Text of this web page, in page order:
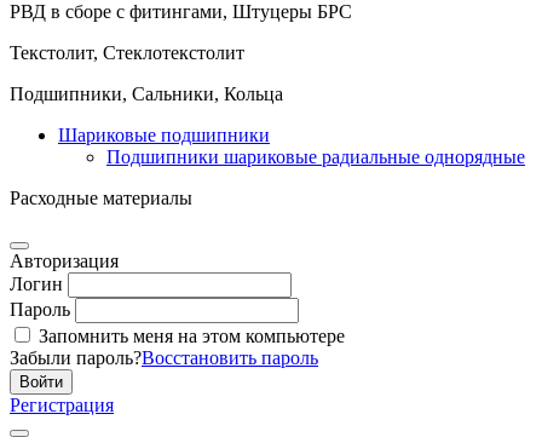
РВД в сборе с фитингами, Штуцеры БРС
Текстолит, Стеклотекстолит
Подшипники, Сальники, Кольца
Шариковые подшипники
Подшипники шариковые радиальные однорядные
Расходные материалы
Авторизация
Логин
Пароль
Запомнить меня на этом компьютере
Забыли пароль?Восстановить пароль
Регистрация